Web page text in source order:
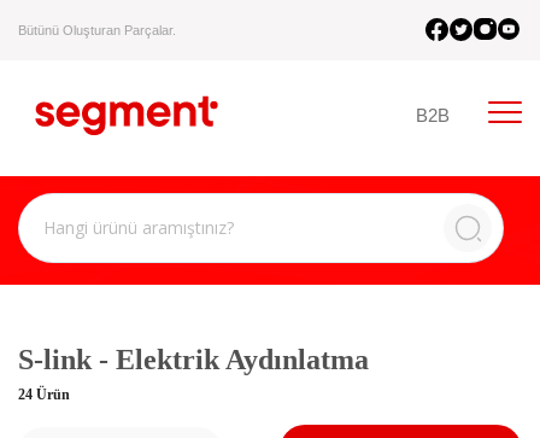
Bütünü Oluşturan Parçalar.
B2B
S-link - Elektrik Aydınlatma
24 Ürün